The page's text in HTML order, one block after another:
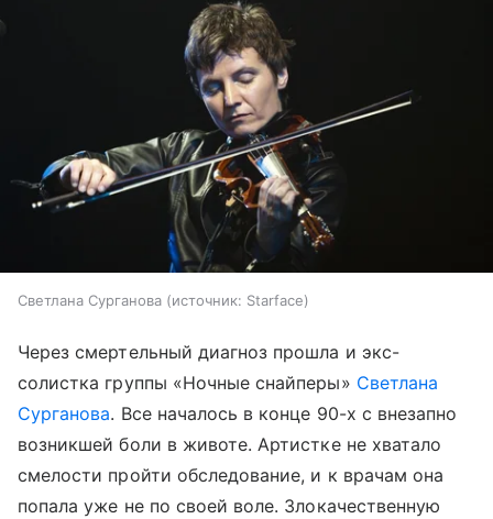
Светлана Сурганова источник: Starface
Через смертельный диагноз прошла и экс-
солистка группы «Ночные снайперы» Светлана
Сурганова. Все началось в конце 90-х с внезапно
возникшей боли в животе. Артистке не хватало
смелости пройти обследование, и к врачам она
попала уже не по своей воле. Злокачественную